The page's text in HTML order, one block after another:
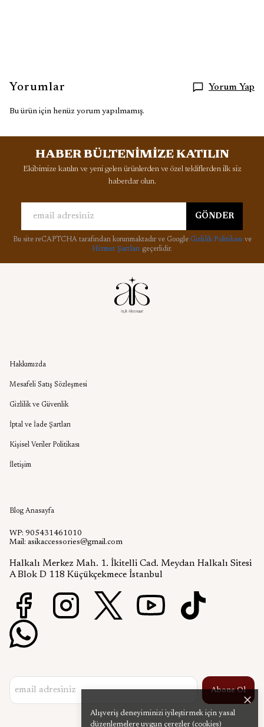
Alışveriş deneyiminizi iyileştirmek için yasal
düzenlemelere uygun çerezler (cookies)
Yorumlar Yorum Yap
Bu ürün için henüz yorum yapılmamış.
HABER BÜLTENİMİZE KATILIN
Ekibimize katılın ve yeni gelen ürünlerden ve özel tekliflerden ilk siz
haberdar olun.
GÖNDER
Bu site reCAPTCHA tarafından korunmaktadır ve Google Gizlilik Politikası ve
Hizmet Şartları geçerlidir.
Hakkımızda
Mesafeli Satış Sözleşmesi
Gizlilik ve Güvenlik
İptal ve İade Şartları
Kişisel Veriler Politikası
İletişim
Blog Anasayfa
WP: 905431461010
Mail: asikaccessories@gmail.com
Halkalı Merkez Mah. 1. İkitelli Cad. Meydan Halkalı Sitesi
A Blok D 118 Küçükçekmece İstanbul
Abone Ol